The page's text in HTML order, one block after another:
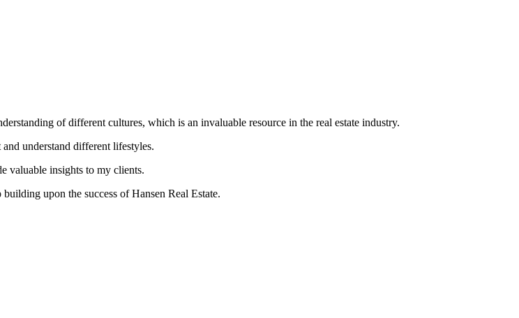
of different cultures, which is an invaluable resource in the real estate industry.
understand different lifestyles.
valuable insights to my clients.
upon the success of Hansen Real Estate.